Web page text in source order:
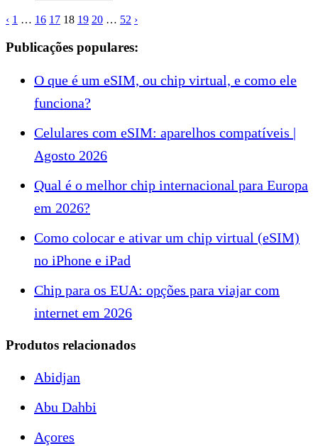
‹ 1 … 16 17 18 19 20 … 52 ›
Publicações populares:
O que é um eSIM, ou chip virtual, e como ele
funciona?
Celulares com eSIM: aparelhos compatíveis |
Agosto 2026
Qual é o melhor chip internacional para Europa
em 2026?
Como colocar e ativar um chip virtual (eSIM)
no iPhone e iPad
Chip para os EUA: opções para viajar com
internet em 2026
Produtos relacionados
Abidjan
Abu Dahbi
Açores